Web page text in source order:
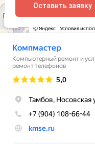
Оставить заявку